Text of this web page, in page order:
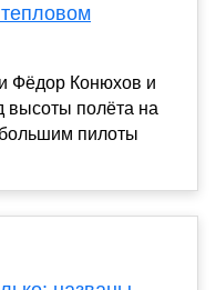
Фёдор Конюхов и
высоты полёта на
пилоты